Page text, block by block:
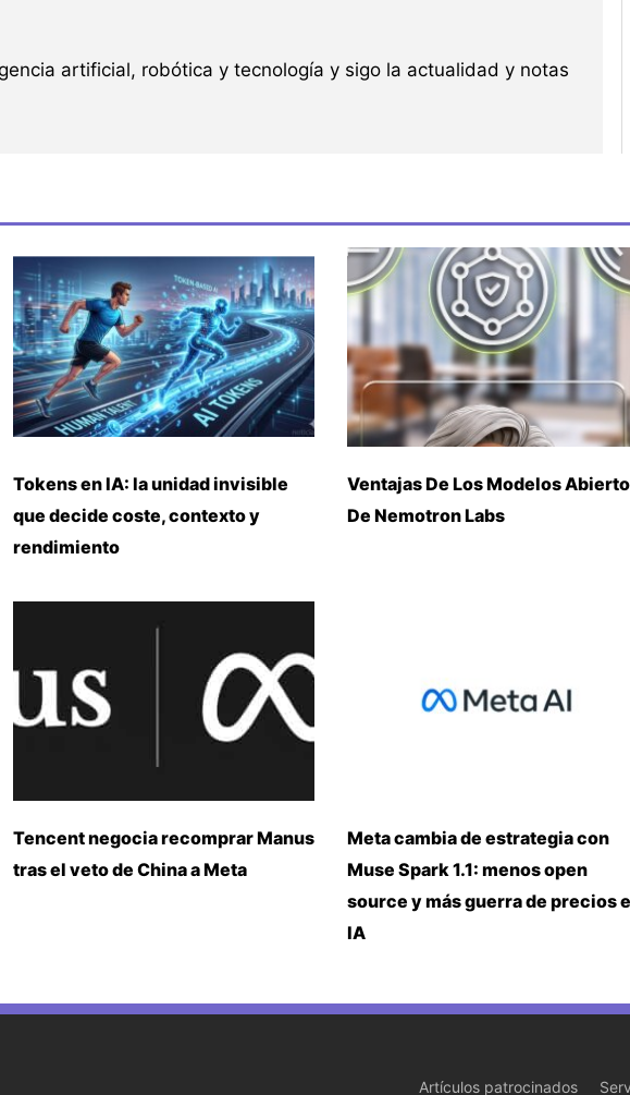
artificial, robótica y tecnología y sigo la actualidad y notas
Tokens en IA: la unidad invisible
que decide coste, contexto y
rendimiento
Ventajas De Los Modelos
De Nemotron Labs
Tencent negocia recomprar Manus
tras el veto de China a Meta
Meta cambia de estrategia con
Muse Spark 1.1: menos open
source y más guerra de precios
IA
Artículos patrocinados